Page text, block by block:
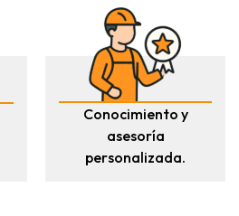
Conocimiento y
asesoría
personalizada.